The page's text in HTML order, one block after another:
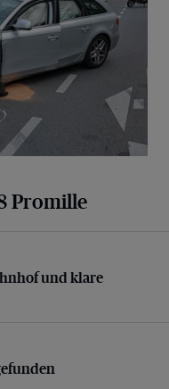
Promille
und klare Ansage
und klare